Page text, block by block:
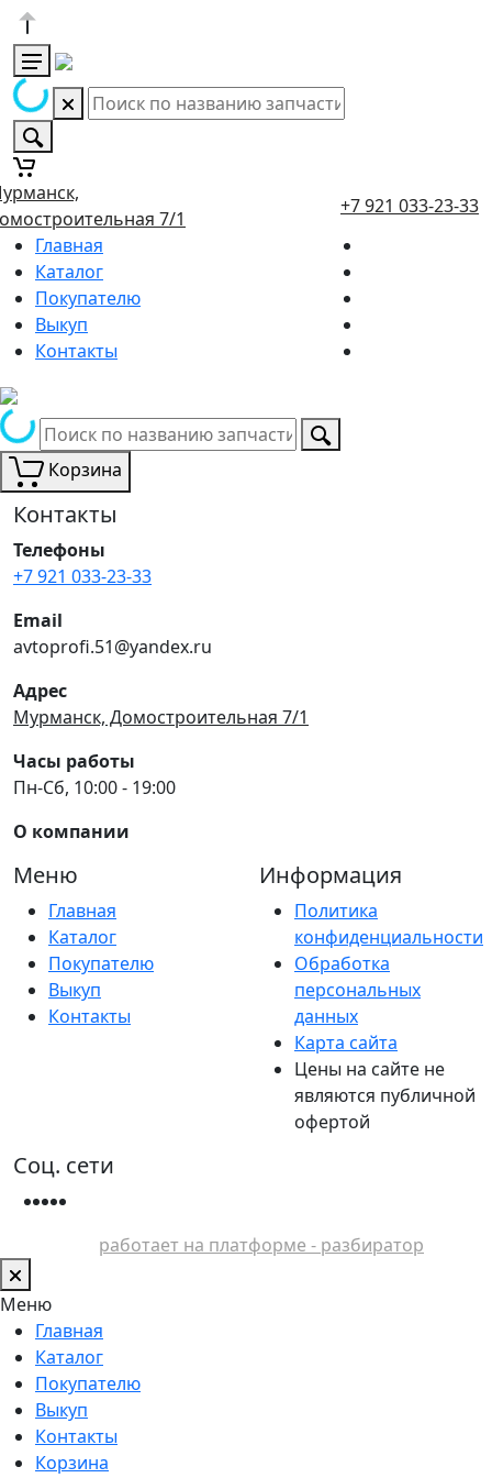
7/1
+7 921 033-23-33
Главная
Каталог
Покупателю
Выкуп
Контакты
Корзина
Контакты
Телефоны
+7 921 033-23-33
Email
avtoprofi.51@yandex.ru
Адрес
Мурманск, Домостроительная 7/1
Часы работы
Пн-Сб, 10:00 - 19:00
О компании
Меню
Главная
Каталог
Покупателю
Выкуп
Контакты
Информация
Политика
конфиденциальности
Обработка
персональных
данных
Карта сайта
Цены на сайте не
являются публичной
офертой
Соц. сети
работает на платформе - разбиратор
Меню
Главная
Каталог
Покупателю
Выкуп
Контакты
Корзина